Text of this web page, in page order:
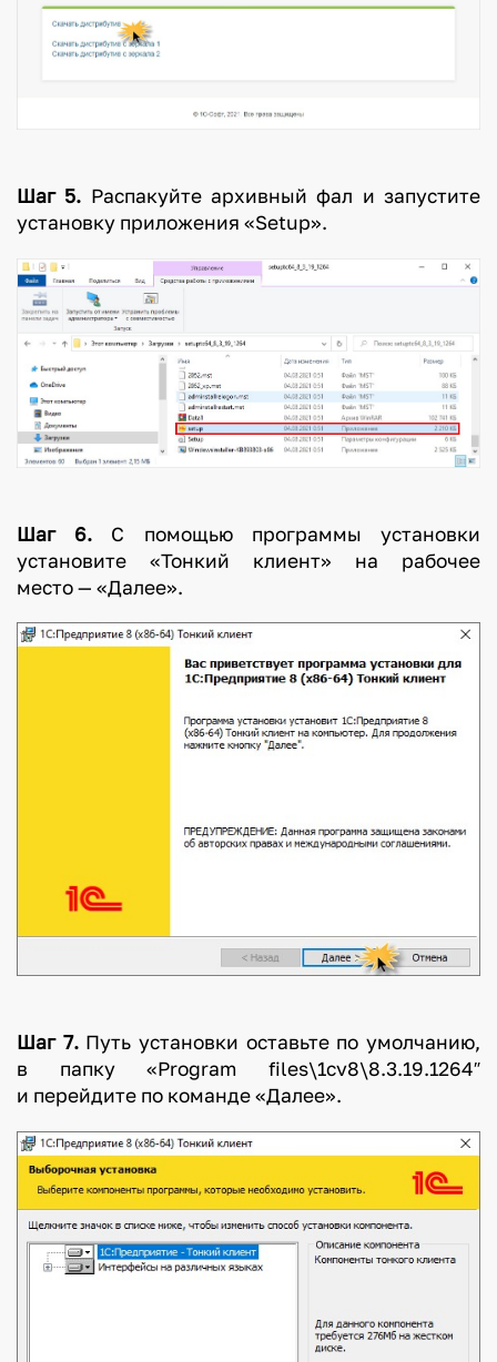
Шаг 5. Распакуйте архивный фал и запустите
установку приложения «Setup».
Шаг 6. С помощью программы установки
установите «Тонкий клиент» на рабочее
место — «Далее».
Шаг 7.Путь установки оставьте по умолчанию,
в папку «Program files\1cv8\8.3.19.1264″
и перейдите по команде «Далее».